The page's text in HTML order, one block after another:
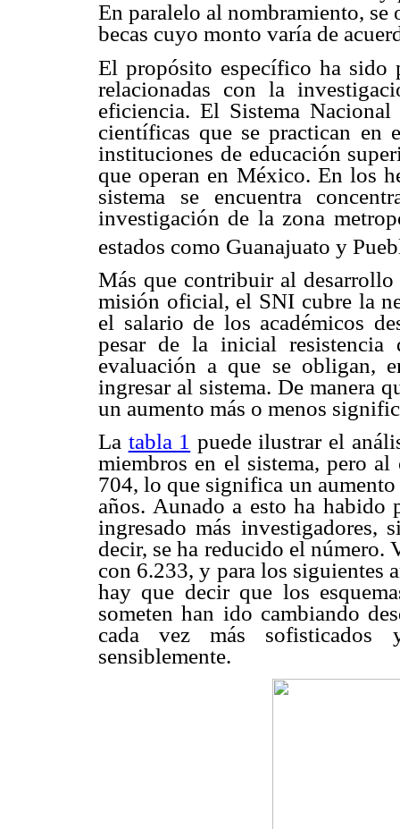
En paralelo al nombramiento, se
becas cuyo monto varía de
El propósito específico ha sido
relacionadas con la
eficiencia. El Sistema
científicas que se practican
instituciones de educación
que operan en México. En los
sistema se encuentra
investigación de la zona
estados como Guanajuato y
Más que contribuir al
misión oficial, el SNI cubre la
el salario de los académicos
pesar de la inicial resistencia
evaluación a que se obligan,
ingresar al sistema. De manera
un aumento más o menos
La tabla 1 puede ilustrar el
miembros en el sistema, pero
704, lo que significa un
años. Aunado a esto ha habido
ingresado más investigadores,
decir, se ha reducido el número.
con 6.233, y para los siguientes
hay que decir que los
someten han ido cambiando
cada vez más sofisticados
sensiblemente.